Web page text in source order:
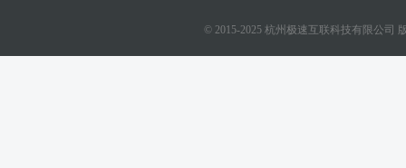
© 2015-2025 杭州极速互联科技有限公司